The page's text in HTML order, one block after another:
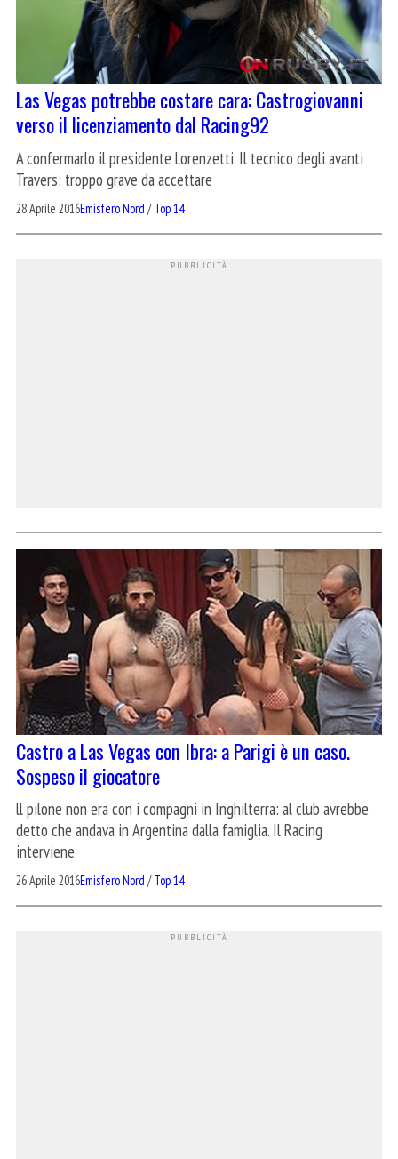
Las Vegas potrebbe costare cara: Castrogiovanni
verso il licenziamento dal Racing92
A confermarlo il presidente Lorenzetti. Il tecnico degli avanti
Travers: troppo grave da accettare
28 Aprile 2016Emisfero Nord /Top 14
Castro a Las Vegas con Ibra: a Parigi è un caso.
Sospeso il giocatore
ll pilone non era con i compagni in Inghilterra: al club avrebbe
detto che andava in Argentina dalla famiglia. Il Racing
interviene
26 Aprile 2016Emisfero Nord /Top 14